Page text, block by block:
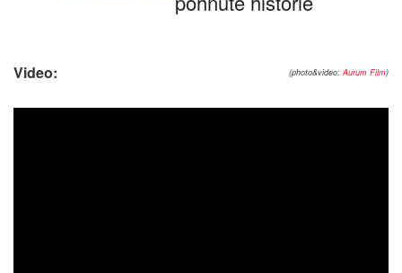
(photo&video: Aurum Film)
Video: